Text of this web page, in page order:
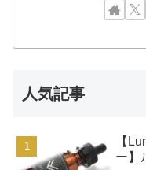
人気記事
【
ー】